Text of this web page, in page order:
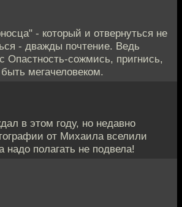
- который и отвернуться не
- дважды почтение. Ведь
Опастность-сожмись, пригнись,
мегачеловеком.
в этом году, но недавно
от Михаила вселили
полагать не подвела!